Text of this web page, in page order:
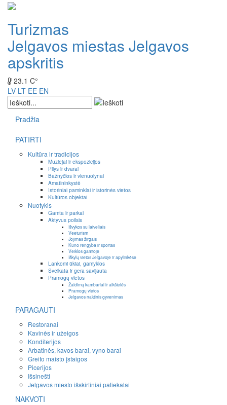
Turizmas
Jelgavos miestas Jelgavos
apskritis
23.1 C°
LV LT EE EN
Pradžia
PATIRTI
Kultūra ir tradicijos
Muziejai ir ekspozicijos
Pilys ir dvarai
Bažnyčios ir vienuolynai
Amatininkystė
Istoriniai paminklai ir istorinės vietos
Kultūros objektai
Nuotykis
Gamta ir parkai
Aktyvus poilsis
Išvykos su laiveliais
Veeturism
Jojimas žirgais
Kūno rengyba ir sportas
Veiklos gamtoje
Iškylų vietos Jelgavoje ir apylinkėse
Lankomi ūkiai, gamyklos
Sveikata ir gera savijauta
Pramogų vietos
Žaidimų kambariai ir aikštelės
Pramogų vietos
Jelgavos naktinis gyvenimas
PARAGAUTI
Restoranai
Kavinės ir užeigos
Konditerijos
Arbatinės, kavos barai, vyno barai
Greito maisto įstaigos
Picerijos
Išsinešti
Jelgavos miesto išskirtiniai patiekalai
NAKVOTI